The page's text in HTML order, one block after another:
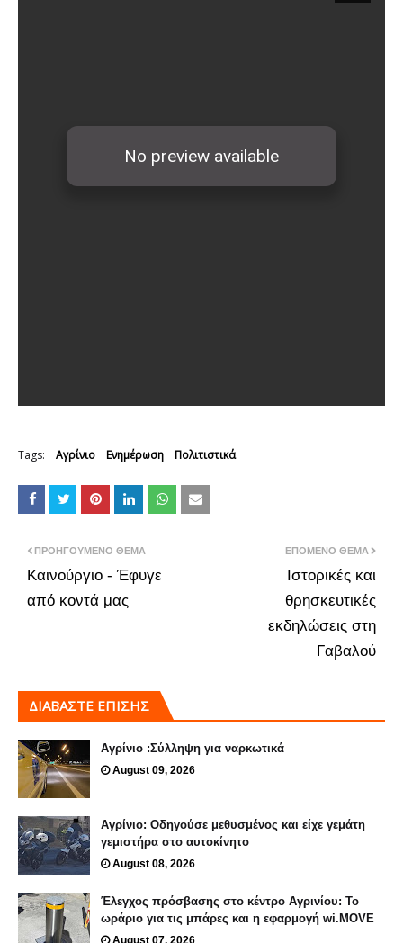
Tags: Αγρίνιο Ενημέρωση Πολιτιστικά
ΕΠΌΜΕΝΟ ΘΈΜΑ
Ιστορικές και
θρησκευτικές
εκδηλώσεις στη
Γαβαλού
ΠΡΟΗΓΟΎΜΕΝΟ ΘΈΜΑ
Καινούργιο - Έφυγε
από κοντά μας
ΔΙΑΒΑΣΤΕ ΕΠΙΣΗΣ
Αγρίνιο :Σύλληψη για ναρκωτικά
August 09, 2026
Αγρίνιο: Οδηγούσε μεθυσμένος και είχε γεμάτη
γεμιστήρα στο αυτοκίνητο
August 08, 2026
Έλεγχος πρόσβασης στο κέντρο Αγρινίου: Το
ωράριο για τις μπάρες και η εφαρμογή wi.MOVE
August 07, 2026